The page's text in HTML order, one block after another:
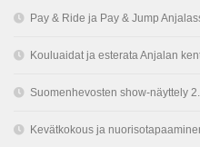
Pay & Ride ja Pay & Jump
Kouluaidat ja esterata Anjalan
Suomenhevosten show-näyttely
Kevätkokous ja